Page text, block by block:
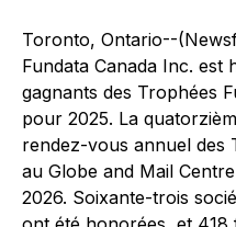
Toronto, Ontario--
Fundata Canada Inc. est
gagnants des Trophées
pour 2025. La
rendez-vous annuel des
au Globe and Mail
2026. Soixante-trois